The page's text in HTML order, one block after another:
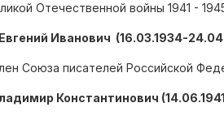
Отечественной войны 1941 -
Иванович (16.03.1934-
Союза писателей Российской
Константинович